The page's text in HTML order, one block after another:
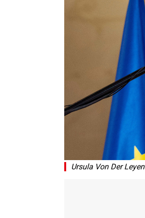
Ursula Von Der Leyen